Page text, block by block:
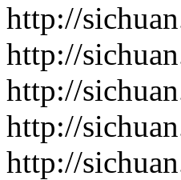
http://
http://
http://
http://
http://